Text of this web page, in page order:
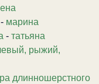
- марина
- татьяна
рыжий,
длинношерстного